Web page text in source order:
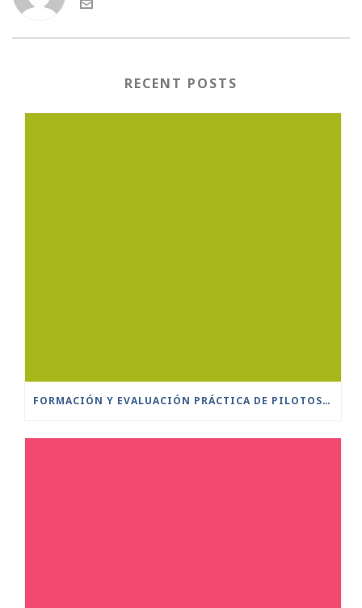
RECENT POSTS
FORMACIÓN Y EVALUACIÓN PRÁCTICA DE PILOTOS A DISTANCIA ESCENARIOS ESTÁNDAR